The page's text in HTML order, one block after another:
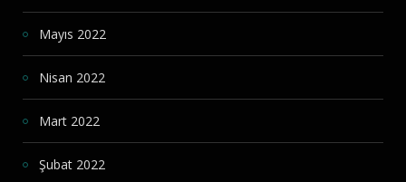
Mayıs 2022
Nisan 2022
Mart 2022
Şubat 2022